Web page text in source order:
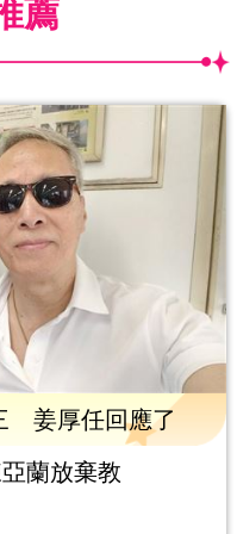
薦
姜厚任回應了
蘭放棄教